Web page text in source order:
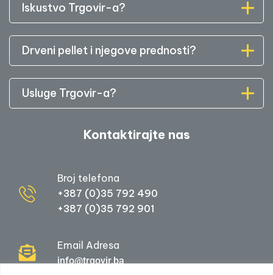
Iskustvo Trgovir-a?
Drveni pellet i njegove prednosti?
Usluge Trgovir-a?
Kontaktirajte nas
Broj telefona
+387 (0)35 792 490
+387 (0)35 792 901
Email Adresa
info@trgovir.ba